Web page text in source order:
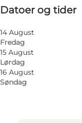
Datoer og tider
14 August
Fredag
15 August
Lørdag
16 August
Søndag
Besøg
Min